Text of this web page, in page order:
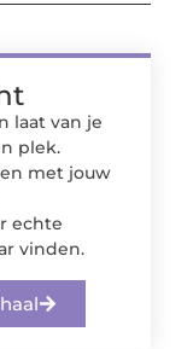
laat van je
plek.
met jouw
echte
vinden.